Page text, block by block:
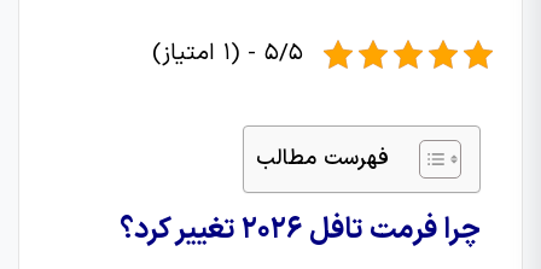
5/5 - (1 امتیاز)
فهرست مطالب
چرا فرمت تافل 2026 تغییر کرد؟